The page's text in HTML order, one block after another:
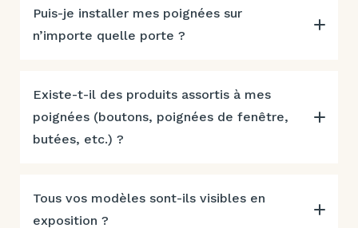
Puis-je installer mes poignées sur
n’importe quelle porte ?
Existe-t-il des produits assortis à mes
poignées (boutons, poignées de fenêtre,
butées, etc.) ?
Tous vos modèles sont-ils visibles en
exposition ?